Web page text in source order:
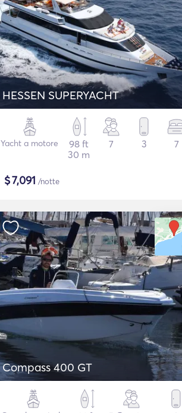
HESSEN SUPERYACHT
Yacht a motore
98 ft
30 m
7 3 7
$7,091 /notte
Compass 400 GT